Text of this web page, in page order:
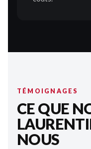
TÉMOIGNAGES
CE QUE
NOUS